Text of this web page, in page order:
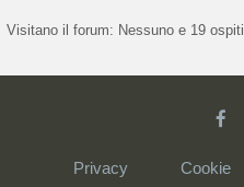
Visitano il forum: Nessuno e 19 ospiti
Privacy Cookie